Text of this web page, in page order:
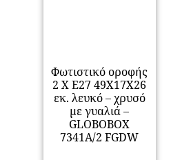
Φωτιστικό οροφής
2 Χ Ε27 49Χ17Χ26
εκ. λευκό – χρυσό
με γυαλιά –
GLOBOBOX
7341A/2 FGDW